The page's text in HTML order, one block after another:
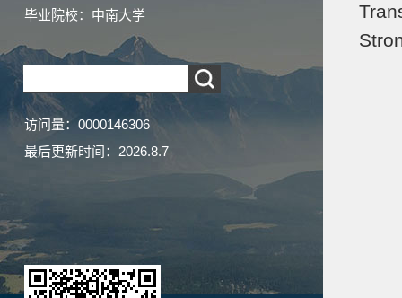
毕业院校：中南大学
访问量： 0000146306
最后更新时间： 2026.8.7